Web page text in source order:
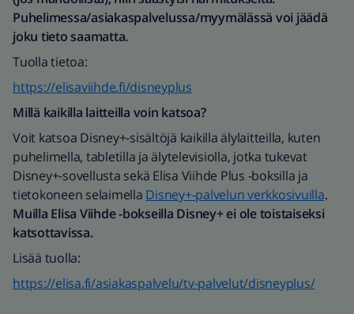
Puhelimessa/asiakaspalvelussa/myymälässä voi jäädä
joku tieto saamatta.
Tuolla tietoa:
https://elisaviihde.fi/disneyplus
Millä kaikilla laitteilla voin katsoa?
Voit katsoa Disney+-sisältöjä kaikilla älylaitteilla, kuten
puhelimella, tabletilla ja älytelevisiolla, jotka tukevat
Disney+-sovellusta sekä Elisa Viihde Plus -boksilla ja
tietokoneen selaimella Disney+-palvelun verkkosivuilla.
Muilla Elisa Viihde -bokseilla Disney+ ei ole toistaiseksi
katsottavissa.
Lisää tuolla:
https://elisa.fi/asiakaspalvelu/tv-palvelut/disneyplus/